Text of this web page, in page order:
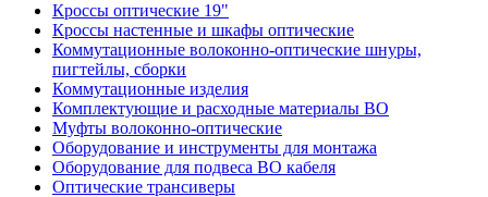
Кроссы оптические 19"
Кроссы настенные и шкафы оптические
Коммутационные волоконно-оптические шнуры,
пигтейлы, сборки
Коммутационные изделия
Комплектующие и расходные материалы ВО
Муфты волоконно-оптические
Оборудование и инструменты для монтажа
Оборудование для подвеса ВО кабеля
Оптические трансиверы